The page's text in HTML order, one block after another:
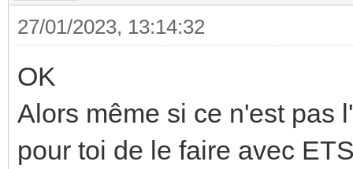
27/01/2023, 13:14:32
OK
Alors même si ce n'est pas
pour toi de le faire avec